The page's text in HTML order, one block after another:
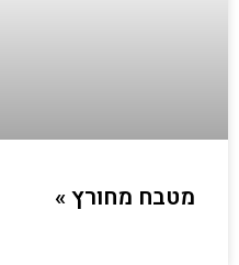
מטבח מחורץ »